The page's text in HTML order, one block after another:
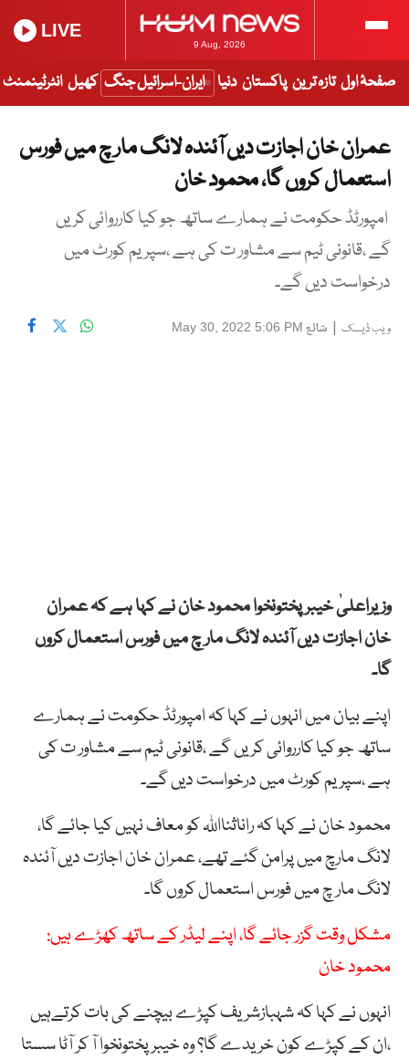
9 Aug, 2026
LIVE
صفحۂ اول تازہ ترین پاکستان دنیا ایران-اسرائیل جنگ کھیل انٹرٹینمنٹ
عمران خان اجازت دیں آئندہ لانگ مار چ میں فورس
استعمال کروں گا، محمود خان
امپورٹڈ حکومت نے ہمارے ساتھ جو کیا کارروائی کریں
گے ،قانونی ٹیم سے مشاور ت کی ہے ،سپریم کورٹ میں
درخواست دیں گے۔
ویب ڈیسک | شائع May 30, 2022 5:06 PM
وزیراعلیٰ خیبرپختونخوا محمود خان نے کہا ہے کہ عمران
خان اجازت دیں آئندہ لانگ مار چ میں فورس استعمال کروں
گا۔
اپنے بیان میں انہوں نے کہا کہ امپورٹڈ حکومت نے ہمارے
ساتھ جو کیا کارروائی کریں گے ،قانونی ٹیم سے مشاور ت کی
ہے ،سپریم کورٹ میں درخواست دیں گے۔
محمود خان نے کہا کہ راناثنااللہ کو معاف نہیں کیا جائے گا،
لانگ مارچ میں پرامن گئے تھے، عمران خان اجازت دیں آئندہ
لانگ مار چ میں فورس استعمال کروں گا۔
مشکل وقت گزر جائے گا، اپنے لیڈر کے ساتھ کھڑے ہیں:
محمود خان
انہوں نے کہا کہ شہبازشریف کپڑے بیچنے کی بات کرتےہیں
،ان کے کپڑے کون خریدے گا؟ وہ خیبرپختونخوا آ کر آٹا سستا